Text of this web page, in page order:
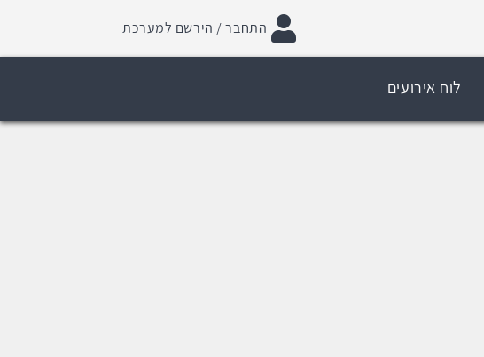
התחבר / הירשם למערכת
לוח אירועים